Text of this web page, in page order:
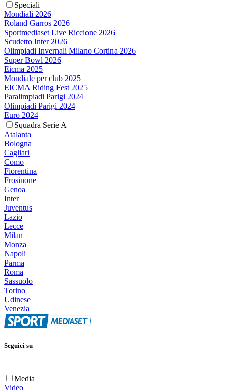
Speciali
Mondiali 2026
Roland Garros 2026
Sportmediaset Live Riccione 2026
Scudetto Inter 2026
Olimpiadi Invernali Milano Cortina 2026
Super Bowl 2026
Eicma 2025
Mondiale per club 2025
EICMA Riding Fest 2025
Paralimpiadi Parigi 2024
Olimpiadi Parigi 2024
Euro 2024
Squadra Serie A
Atalanta
Bologna
Cagliari
Como
Fiorentina
Frosinone
Genoa
Inter
Juventus
Lazio
Lecce
Milan
Monza
Napoli
Parma
Roma
Sassuolo
Torino
Udinese
Venezia
Seguici su
Media
Video